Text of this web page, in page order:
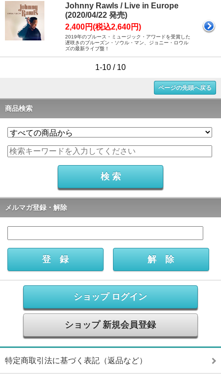
Johnny Rawls / Live in Europe
(2020/04/22 発売)
2,400円(税込2,640円)
2019年のブルース・ミュージック・アワードを受賞した
遅咲きのブルーズン・ソウル・マン、ジョニー・ロウル
ズの最新ライブ盤！
1-10 / 10
ページの先頭へ戻る
商品検索
メルマガ登録・解除
ショップ ログイン
ショップ 新規会員登録
特定商取引法に基づく表記（返品など）